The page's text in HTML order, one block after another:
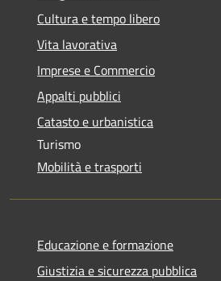
Cultura e tempo libero
Vita lavorativa
Imprese e Commercio
Appalti pubblici
Catasto e urbanistica
Turismo
Mobilità e trasporti
Educazione e formazione
Giustizia e sicurezza pubblica